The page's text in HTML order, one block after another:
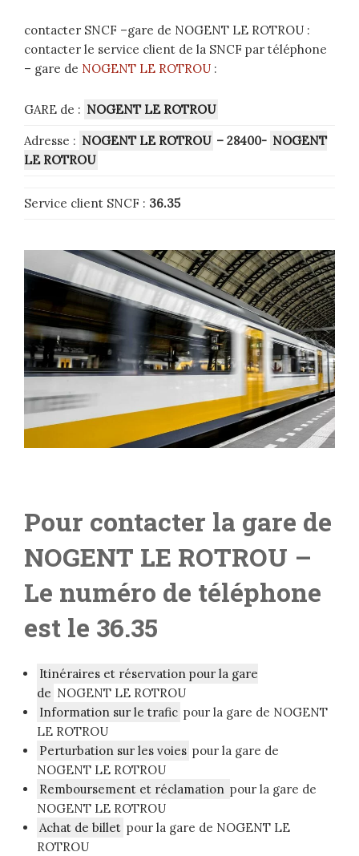
contacter SNCF –gare de NOGENT LE ROTROU :
contacter le service client de la SNCF par téléphone
– gare de NOGENT LE ROTROU :
GARE de : NOGENT LE ROTROU
Adresse : NOGENT LE ROTROU – 28400- NOGENT
LE ROTROU
Service client SNCF : 36.35
Pour contacter la gare de
NOGENT LE ROTROU –
Le numéro de téléphone
est le 36.35
Itinéraires et réservation pour la gare
de NOGENT LE ROTROU
Information sur le trafic pour la gare de NOGENT
LE ROTROU
Perturbation sur les voies pour la gare de
NOGENT LE ROTROU
Remboursement et réclamation pour la gare de
NOGENT LE ROTROU
Achat de billet pour la gare de NOGENT LE
ROTROU